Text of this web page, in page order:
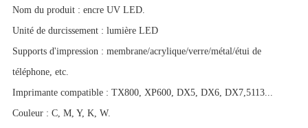
Nom du produit : encre UV LED.
Unité de durcissement : lumière LED
Supports d'impression : membrane/acrylique/verre/métal/étui de
téléphone, etc.
Imprimante compatible : TX800, XP600, DX5, DX6, DX7,5113...
Couleur : C, M, Y, K, W.